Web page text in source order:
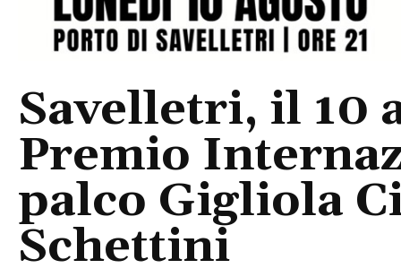
Savelletri, il 10
Premio
palco Gigliola
Schettini